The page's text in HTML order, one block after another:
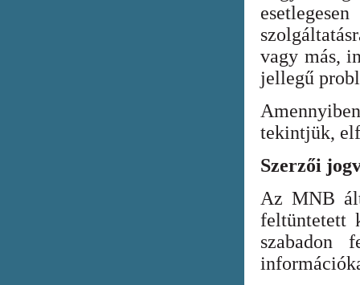
vagy más,
jellegű
tekintjük,
Szerzői
Az MNB
feltüntetett
szabadon